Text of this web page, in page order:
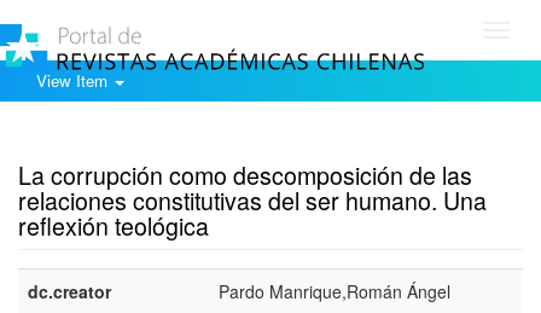
View Item
La corrupción como descomposición de las
relaciones constitutivas del ser humano. Una
reflexión teológica
dc.creator
Pardo Manrique,Román Ángel